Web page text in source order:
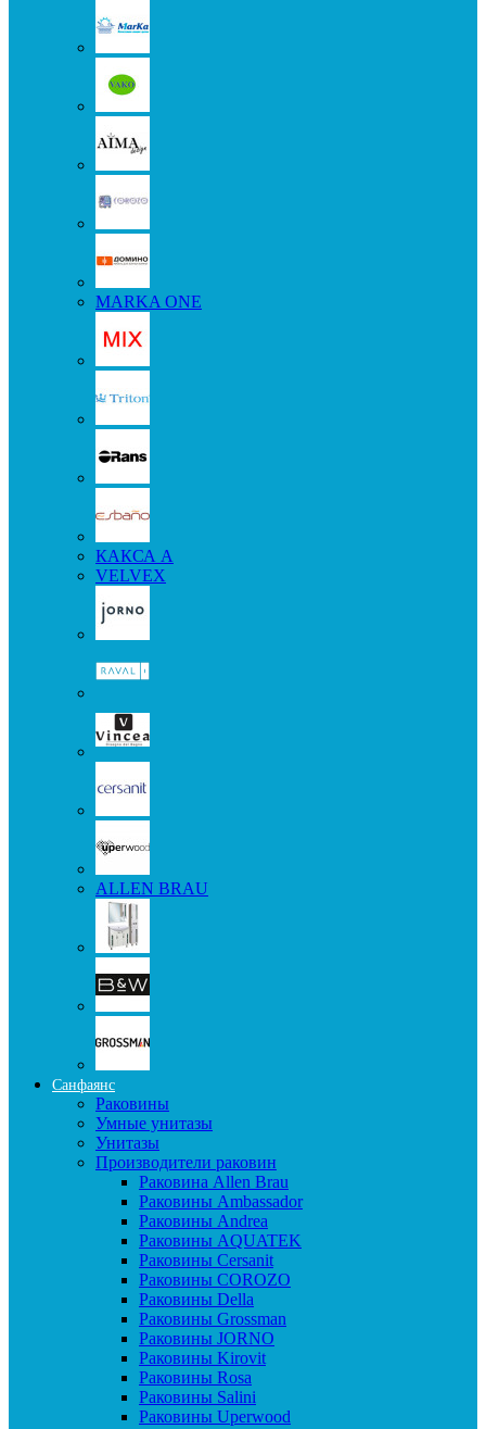
MARKA ONE
КАКСА А
VELVEX
ALLEN BRAU
Санфаянс
Раковины
Умные унитазы
Унитазы
Производители раковин
Раковина Allen Brau
Раковины Ambassador
Раковины Andrea
Раковины AQUATEK
Раковины Cersanit
Раковины COROZO
Раковины Della
Раковины Grossman
Раковины JORNO
Раковины Kirovit
Раковины Rosa
Раковины Salini
Раковины Uperwood